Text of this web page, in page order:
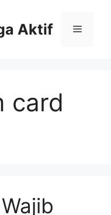
Aktif Menu
card